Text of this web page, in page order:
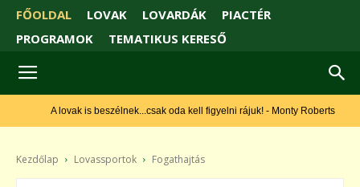
FŐOLDAL LOVAK LOVARDÁK
PIACTÉR
PROGRAMOK
TEMATIKUS KERESŐ
A lovak is beszélnek...csak oda kell figyelni rájuk! - Monty Roberts
Kezdőlap Lovassportok Fogathajtás